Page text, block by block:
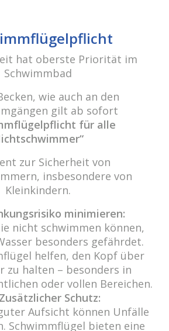
/ Pool-Party
das Bad
- 93 918 -10
- 93 918 -29
auf Sie!
Wir kümmern uns drum!
hat oberste Priorität im
Schwimmbad
wie auch an den
gilt ab sofort
für alle
zur Sicherheit von
insbesondere von
Kleinkindern.
minimieren:
nicht schwimmen können,
besonders gefährdet.
helfen, den Kopf über
zu halten – besonders in
oder vollen Bereichen.
Zusätzlicher Schutz:
Aufsicht können Unfälle
Schwimmflügel bieten eine